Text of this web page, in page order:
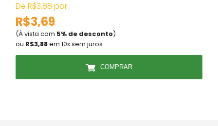
De R$3,88 por
R$3,69
(À vista com 5% de desconto)
ou R$3,88em 10x sem juros
COMPRAR